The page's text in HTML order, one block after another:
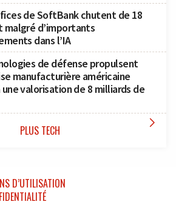
de SoftBank chutent de 18
malgré d’importants
dans l’IA
de défense propulsent
manufacturière américaine
une valorisation de 8 milliards de
PLUS TECH 
D’UTILISATION